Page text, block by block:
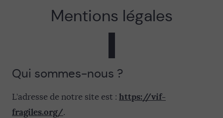
Mentions légales
Qui sommes-nous ?
L’adresse de notre site est : https://vif-
fragiles.org/.